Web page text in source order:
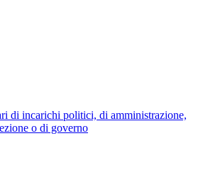
di incarichi politici, di amministrazione,
o di governo